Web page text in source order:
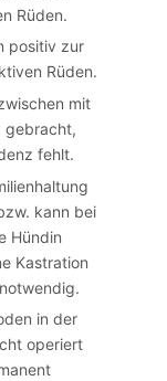
Rüden.
positiv zur
Rüden.
mit
gebracht,
fehlt.
kann bei
Hündin
Kastration
in der
operiert